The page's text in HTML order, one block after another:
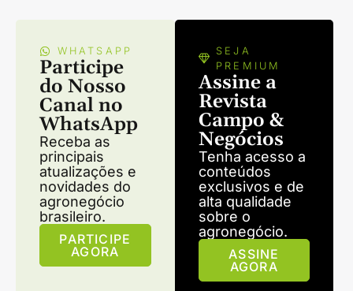
WHATSAPP
Participe
do Nosso
Canal no
WhatsApp
Receba as
principais
atualizações e
novidades do
agronegócio
brasileiro.
PARTICIPE
AGORA
SEJA
PREMIUM
Assine a
Revista
Campo &
Negócios
Tenha acesso a
conteúdos
exclusivos e de
alta qualidade
sobre o
agronegócio.
ASSINE
AGORA